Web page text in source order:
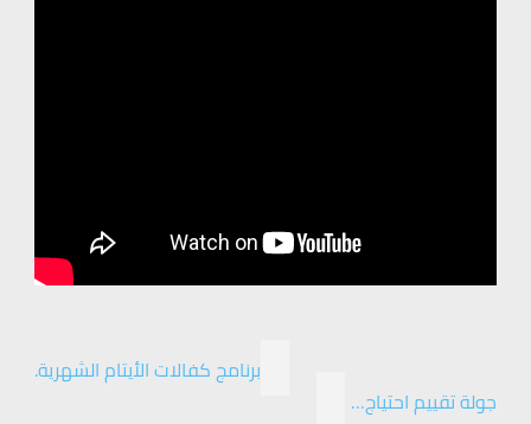
برنامج كفالات الأيتام الشهرية.
جولة تقييم احتياج…